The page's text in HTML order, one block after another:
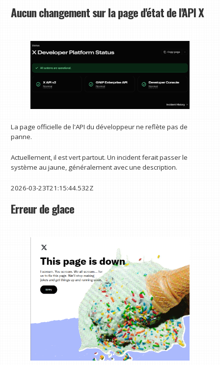
Aucun changement sur la page d'état de l'API X
La page officielle de l'API du développeur ne reflète pas de
panne.
Actuellement, il est vert partout. Un incident ferait passer le
système au jaune, généralement avec une description.
2026-03-23T21:15:44.532Z
Erreur de glace